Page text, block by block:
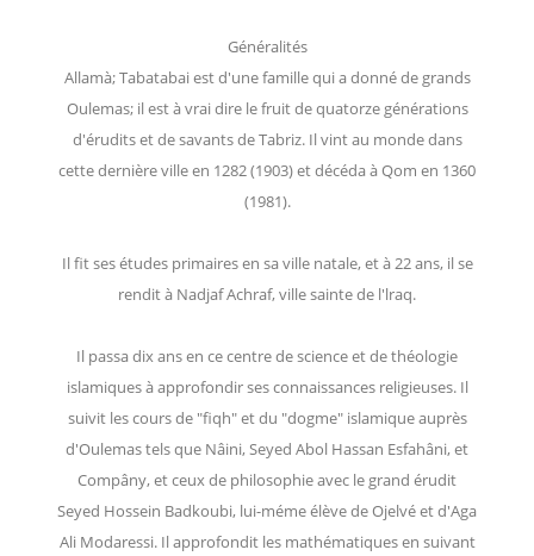
Généralités
Allamà; Tabatabai est d'une famille qui a donné de grands
Oulemas; il est à vrai dire le fruit de quatorze générations
d'érudits et de savants de Tabriz. Il vint au monde dans
cette dernière ville en 1282 (1903) et décéda à Qom en 1360
(1981).
Il fit ses études primaires en sa ville natale, et à 22 ans, il se
rendit à Nadjaf Achraf, ville sainte de l'lraq.
Il passa dix ans en ce centre de science et de théologie
islamiques à approfondir ses connaissances religieuses. Il
suivit les cours de "fiqh" et du "dogme" islamique auprès
d'Oulemas tels que Nâini, Seyed Abol Hassan Esfahâni, et
Compâny, et ceux de philosophie avec le grand érudit
Seyed Hossein Badkoubi, lui-méme élève de Ojelvé et d'Aga
Ali Modaressi. Il approfondit les mathématiques en suivant